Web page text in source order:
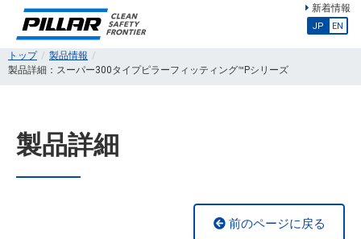
新着情報
JP EN
トップ
製品情報
製品詳細：スーパー300タイプピラーフィッティング™Pシリーズ
製品詳細
前のページに戻る